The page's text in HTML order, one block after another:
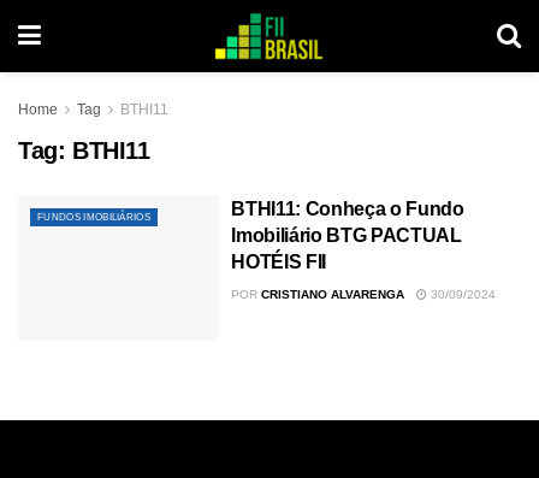
Home Tag BTHI11
Tag: BTHI11
FUNDOS IMOBILIÁRIOS
BTHI11: Conheça o Fundo
Imobiliário BTG PACTUAL
HOTÉIS FII
POR CRISTIANO ALVARENGA 30/09/2024